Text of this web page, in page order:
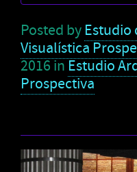
Posted by Estudio
Visualística
2016 in Estudio
Prospectiva